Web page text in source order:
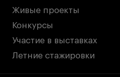
Живые проекты
Конкурсы
Участие в выставках
Летние стажировки